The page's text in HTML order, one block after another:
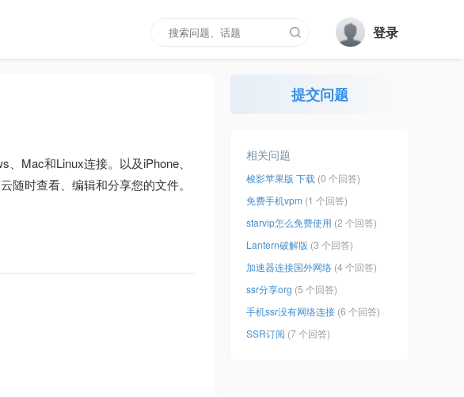
登录
Mac和Linux连接。以及iPhone、
随时查看、编辑和分享您的文件。
提交问题
相关问题
梭影苹果版 下载 (0 个回答)
免费手机vpm (1 个回答)
starvip怎么免费使用 (2 个回答)
Lantern破解版 (3 个回答)
加速器连接国外网络 (4 个回答)
ssr分享org (5 个回答)
手机ssr没有网络连接 (6 个回答)
SSR订阅 (7 个回答)